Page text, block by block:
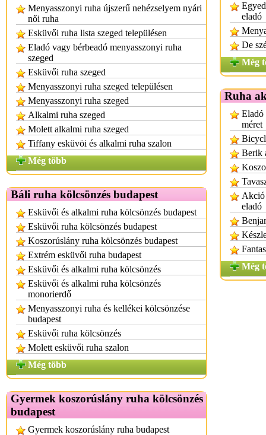
Menyasszonyi ruha újszerű nehézselyem nyári
női ruha
Esküvői ruha lista szeged településen
Eladó vagy bérbeadó menyasszonyi ruha
szeged
Esküvői ruha szeged
Menyasszonyi ruha szeged településen
Menyasszonyi ruha szeged
Alkalmi ruha szeged
Molett alkalmi ruha szeged
Tiffany esküvöi és alkalmi ruha szalon
Még több
Báli ruha kölcsönzés budapest
Esküvői és alkalmi ruha kölcsönzés budapest
Esküvői ruha kölcsönzés budapest
Koszorúslány ruha kölcsönzés budapest
Extrém esküvői ruha budapest
Esküvői és alkalmi ruha kölcsönzés
Esküvői és alkalmi ruha kölcsönzés
monorierdő
Menyasszonyi ruha és kellékei kölcsönzése
budapest
Esküvői ruha kölcsönzés
Molett esküvői ruha szalon
Még több
Gyermek koszorúslány ruha kölcsönzés
budapest
Gyermek koszorúslány ruha budapest
eladó
De
Még
Ruha
Eladó
méret
Berik
Akció
eladó
Még